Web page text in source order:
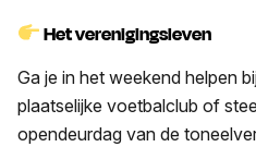
Hetverenigingsleven
Ga je in het weekend helpen
plaatselijke voetbalclub of
opendeurdag van de